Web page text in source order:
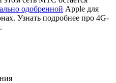
одобренной Apple для
Узнать подробнее про 4G-